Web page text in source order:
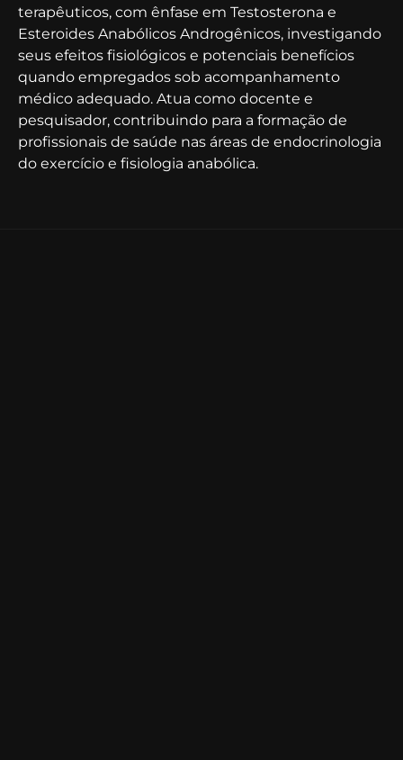
terapêuticos, com ênfase em Testosterona e
Esteroides Anabólicos Androgênicos, investigando
seus efeitos fisiológicos e potenciais benefícios
quando empregados sob acompanhamento
médico adequado. Atua como docente e
pesquisador, contribuindo para a formação de
profissionais de saúde nas áreas de endocrinologia
do exercício e fisiologia anabólica.